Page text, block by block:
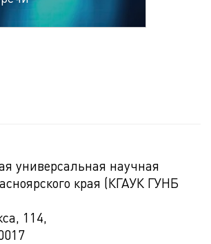
универсальная научная
края (КГАУК ГУНБ
114,